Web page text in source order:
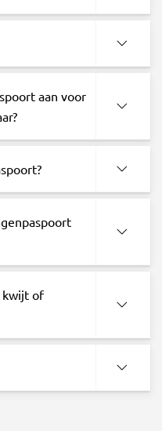
aan voor
kwijt of